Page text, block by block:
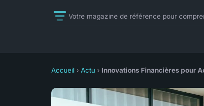
Votre magazine de référence pour
Accueil › Actu › Innovations Financières pour